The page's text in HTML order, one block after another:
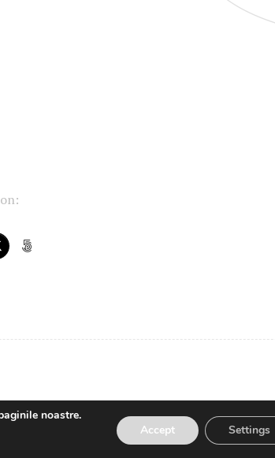
reserved
noastre.
Accept Settings